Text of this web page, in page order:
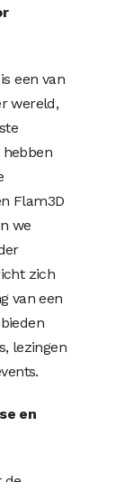
een van
wereld,
Flam3D
we
zich
van een
lezingen
en